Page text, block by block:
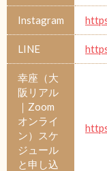
Instagram
LINE
幸座（大
阪リアル
｜Zoom
オンライ
ン）スケ
ジュール
と申し込